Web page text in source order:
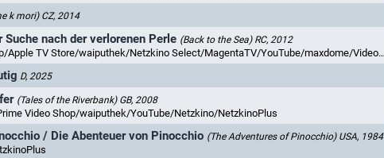
k mori) CZ, 2014
nach der verlorenen Perle (Back to the Sea) RC, 2012
TV Store/waiputhek/Netzkino Select/MagentaTV/YouTube/maxdome/Videoload/Netzkino/NetzkinoPlus
D, 2025
(Tales of the Riverbank) GB, 2008
Video Shop/waiputhek/YouTube/Netzkino/NetzkinoPlus
/ Die Abenteuer von Pinocchio (The Adventures of Pinocchio) USA, 1984